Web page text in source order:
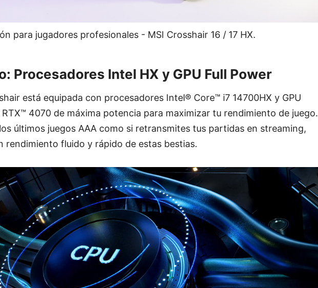
para jugadores profesionales - MSI Crosshair 16 / 17 HX.
Procesadores Intel HX y GPU Full Power
está equipada con procesadores Intel® Core™ i7 14700HX y GPU
RTX™ 4070 de máxima potencia para maximizar tu rendimiento de juego.
últimos juegos AAA como si retransmites tus partidas en streaming,
rendimiento fluido y rápido de estas bestias.